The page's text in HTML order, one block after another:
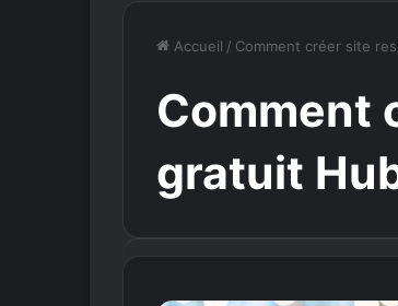
Accueil / Comment créer site
Comment
gratuit